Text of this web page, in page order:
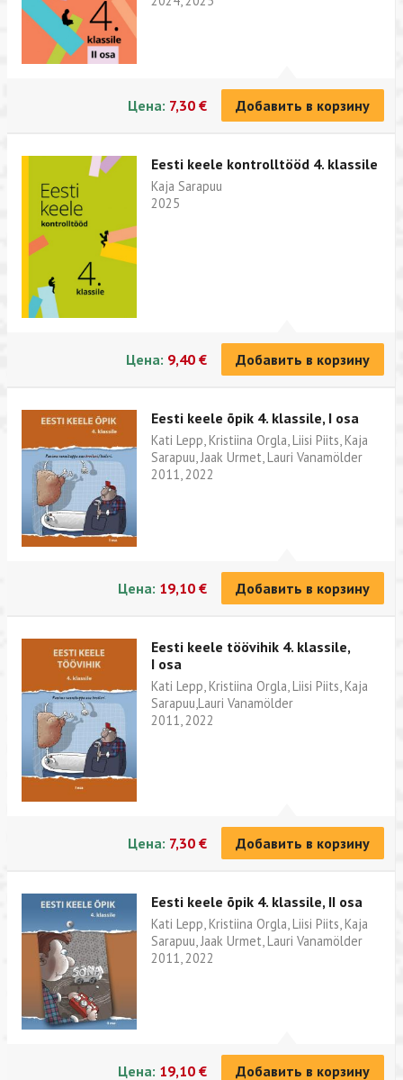
Цена: 7,30 € Добавить в корзину
Eesti keele kontrolltööd 4. klassile
Kaja Sarapuu
2025
Цена: 9,40 € Добавить в корзину
Eesti keele õpik 4. klassile, I osa
Kati Lepp, Kristiina Orgla, Liisi Piits, Kaja
Sarapuu, Jaak Urmet, Lauri Vanamölder
2011, 2022
Цена: 19,10 € Добавить в корзину
Eesti keele töövihik 4. klassile,
I osa
Kati Lepp, Kristiina Orgla, Liisi Piits, Kaja
Sarapuu,Lauri Vanamölder
2011, 2022
Цена: 7,30 € Добавить в корзину
Eesti keele õpik 4. klassile, II osa
Kati Lepp, Kristiina Orgla, Liisi Piits, Kaja
Sarapuu, Jaak Urmet, Lauri Vanamölder
2011, 2022
Цена: 19,10 € Добавить в корзину